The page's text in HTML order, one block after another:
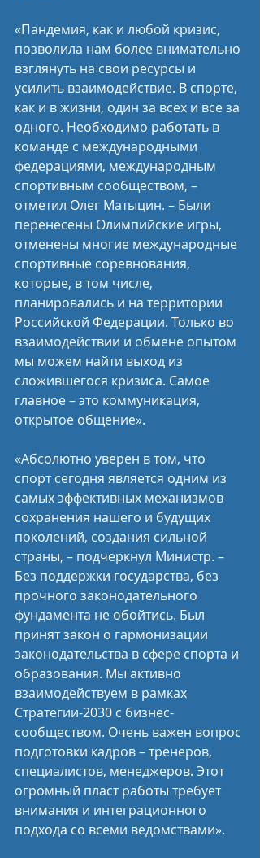
«Пандемия, как и любой кризис,
позволила нам более внимательно
взглянуть на свои ресурсы и
усилить взаимодействие. В спорте,
как и в жизни, один за всех и все за
одного. Необходимо работать в
команде с международными
федерациями, международным
спортивным сообществом, –
отметил Олег Матыцин. – Были
перенесены Олимпийские игры,
отменены многие международные
спортивные соревнования,
которые, в том числе,
планировались и на территории
Российской Федерации. Только во
взаимодействии и обмене опытом
мы можем найти выход из
сложившегося кризиса. Самое
главное – это коммуникация,
открытое общение».
«Абсолютно уверен в том, что
спорт сегодня является одним из
самых эффективных механизмов
сохранения нашего и будущих
поколений, создания сильной
страны, – подчеркнул Министр. –
Без поддержки государства, без
прочного законодательного
фундамента не обойтись. Был
принят закон о гармонизации
законодательства в сфере спорта и
образования. Мы активно
взаимодействуем в рамках
Стратегии-2030 с бизнес-
сообществом. Очень важен вопрос
подготовки кадров – тренеров,
специалистов, менеджеров. Этот
огромный пласт работы требует
внимания и интеграционного
подхода со всеми ведомствами».